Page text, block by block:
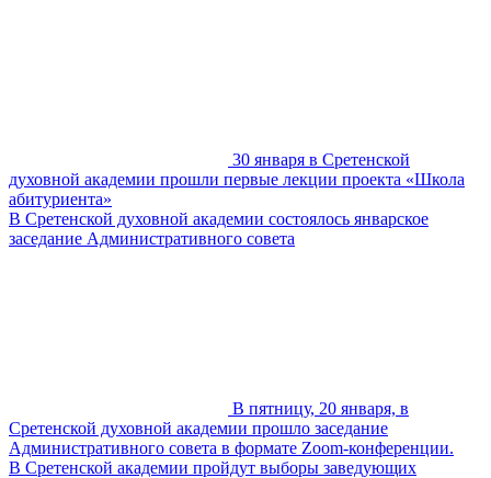
30 января в Сретенской
духовной академии прошли первые лекции проекта «Школа
абитуриента»
В Сретенской духовной академии состоялось январское
заседание Административного совета
В пятницу, 20 января, в
Сретенской духовной академии прошло заседание
Административного совета в формате Zoom-конференции.
В Сретенской академии пройдут выборы заведующих